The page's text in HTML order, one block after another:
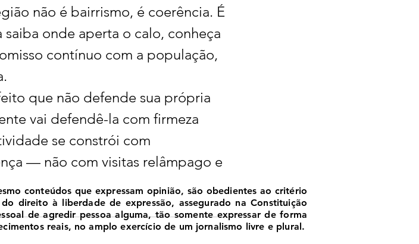
não é bairrismo, é coerência. É
onde aperta o calo, conheça
contínuo com a população,
que não defende sua própria
vai defendê-la com firmeza
se constrói com
— não com visitas relâmpago e
conteúdos que expressam opinião, são obedientes ao critério
direito à liberdade de expressão, assegurado na Constituição
de agredir pessoa alguma, tão somente expressar de forma
reais, no amplo exercício de um jornalismo livre e plural.